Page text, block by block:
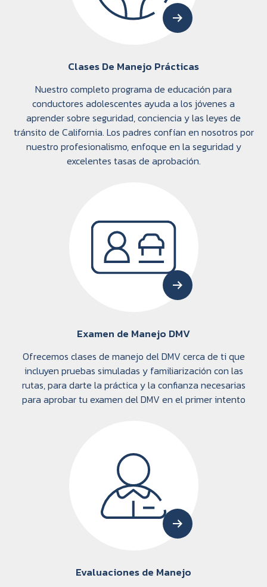
Clases De Manejo Prácticas
Nuestro completo programa de educación para
conductores adolescentes ayuda a los jóvenes a
aprender sobre seguridad, conciencia y las leyes de
tránsito de California. Los padres confían en nosotros por
nuestro profesionalismo, enfoque en la seguridad y
excelentes tasas de aprobación.
Examen de Manejo DMV
Ofrecemos clases de manejo del DMV cerca de ti que
incluyen pruebas simuladas y familiarización con las
rutas, para darte la práctica y la confianza necesarias
para aprobar tu examen del DMV en el primer intento
Evaluaciones de Manejo